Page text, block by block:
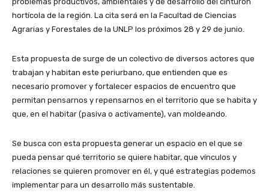
hortícola de la región. La cita será en la Facultad de Ciencias
Agrarias y Forestales de la UNLP los próximos 28 y 29 de junio.
Esta propuesta de surge de un colectivo de diversos actores que
trabajan y habitan este periurbano, que entienden que es
necesario promover y fortalecer espacios de encuentro que
permitan pensarnos y repensarnos en el territorio que se habita y
que, en el habitar (pasiva o activamente), van moldeando.
Se busca con esta propuesta generar un espacio en el que se
pueda pensar qué territorio se quiere habitar, que vínculos y
relaciones se quieren promover en él, y qué estrategias podemos
implementar para un desarrollo más sustentable.